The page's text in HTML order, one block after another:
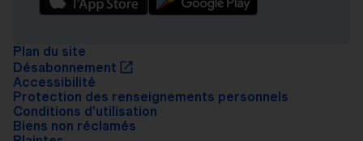
Plan du site
Désabonnement
Accessibilité
Protection des renseignements personnels
Conditions d’utilisation
Biens non réclamés